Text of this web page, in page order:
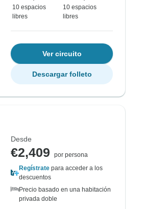
10 espacios
libres
10 espacios
libres
Ver circuito
Descargar folleto
Desde
€2,409
por persona
Regístrate para acceder a los
descuentos
Precio basado en una habitación
privada doble